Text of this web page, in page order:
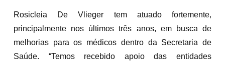
Rosicleia De Vlieger tem atuado fortemente,
principalmente nos últimos três anos, em busca de
melhorias para os médicos dentro da Secretaria de
Saúde. “Temos recebido apoio das entidades